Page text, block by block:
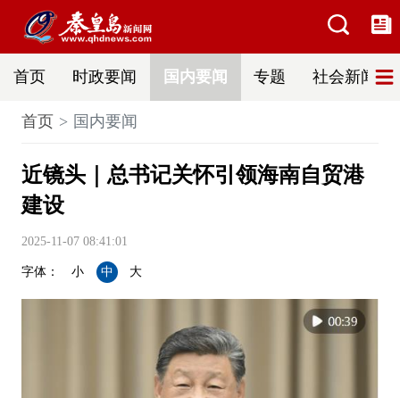
首页 时政要闻 国内要闻 专题 社会新闻
首页 国内要闻
近镜头｜总书记关怀引领海南自贸港
建设
2025-11-07 08:41:01
字体： 小 中 大